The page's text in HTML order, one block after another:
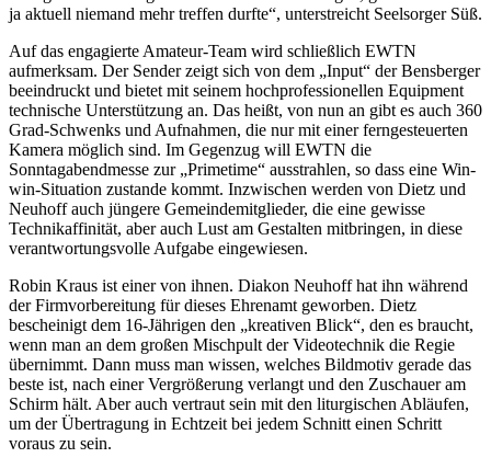
ja aktuell niemand mehr treffen durfte“, unterstreicht Seelsorger Süß.
Auf das engagierte Amateur-Team wird schließlich EWTN
aufmerksam. Der Sender zeigt sich von dem „Input“ der Bensberger
beeindruckt und bietet mit seinem hochprofessionellen Equipment
technische Unterstützung an. Das heißt, von nun an gibt es auch 360
Grad-Schwenks und Aufnahmen, die nur mit einer ferngesteuerten
Kamera möglich sind. Im Gegenzug will EWTN die
Sonntagabendmesse zur „Primetime“ ausstrahlen, so dass eine Win-
win-Situation zustande kommt. Inzwischen werden von Dietz und
Neuhoff auch jüngere Gemeindemitglieder, die eine gewisse
Technikaffinität, aber auch Lust am Gestalten mitbringen, in diese
verantwortungsvolle Aufgabe eingewiesen.
Robin Kraus ist einer von ihnen. Diakon Neuhoff hat ihn während
der Firmvorbereitung für dieses Ehrenamt geworben. Dietz
bescheinigt dem 16-Jährigen den „kreativen Blick“, den es braucht,
wenn man an dem großen Mischpult der Videotechnik die Regie
übernimmt. Dann muss man wissen, welches Bildmotiv gerade das
beste ist, nach einer Vergrößerung verlangt und den Zuschauer am
Schirm hält. Aber auch vertraut sein mit den liturgischen Abläufen,
um der Übertragung in Echtzeit bei jedem Schnitt einen Schritt
voraus zu sein.